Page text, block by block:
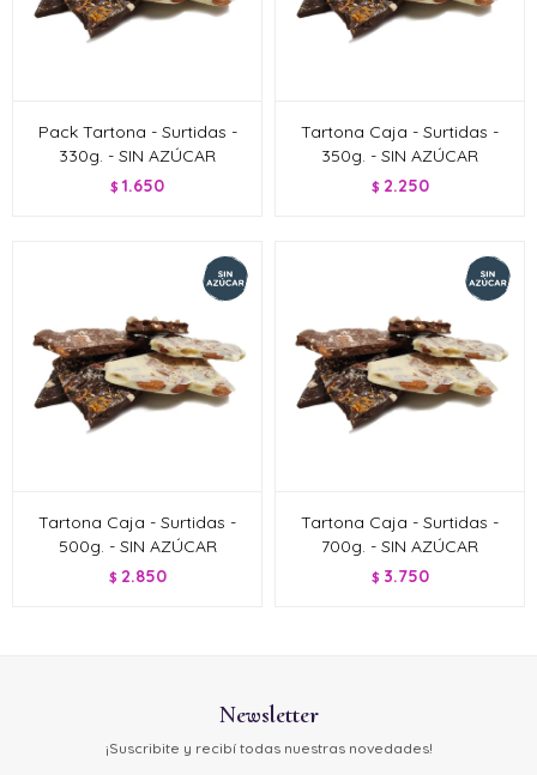
Pack Tartona - Surtidas -
330g. - SIN AZÚCAR
$ 1.650
Tartona Caja - Surtidas -
350g. - SIN AZÚCAR
$ 2.250
Tartona Caja - Surtidas -
500g. - SIN AZÚCAR
$ 2.850
Tartona Caja - Surtidas -
700g. - SIN AZÚCAR
$ 3.750
Newsletter
¡Suscribite y recibí todas nuestras novedades!